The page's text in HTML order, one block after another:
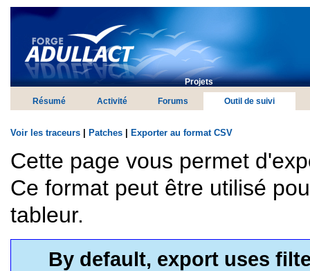
Projets
Résumé Activité Forums Outil de suivi
Voir les traceurs | Patches | Exporter au format CSV
Cette page vous permet
Ce format peut être utilisé
tableur.
By default, export uses